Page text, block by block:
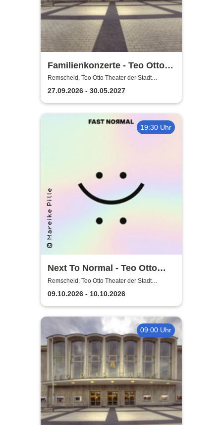
Familienkonzerte - Teo Otto
Theater der Stadt Remscheid
Remscheid, Teo Otto Theater der Stadt
Remscheid
27.09.2026 - 30.05.2027
19:30 Uhr
Next To Normal - Teo Otto
Theater der Stadt Remscheid
Remscheid, Teo Otto Theater der Stadt
Remscheid
09.10.2026 - 10.10.2026
09:00 Uhr